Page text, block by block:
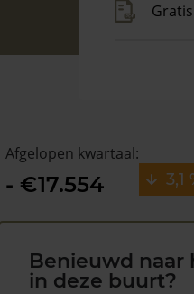
Afgelopen kwartaal:
- €17.554 3,1
Benieuwd naar
in deze buurt?